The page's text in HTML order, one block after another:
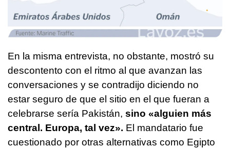
En la misma entrevista, no obstante, mostró su
descontento con el ritmo al que avanzan las
conversaciones y se contradijo diciendo no
estar seguro de que el sitio en el que fueran a
celebrarse sería Pakistán, sino «alguien más
central. Europa, tal vez». El mandatario fue
cuestionado por otras alternativas como Egipto